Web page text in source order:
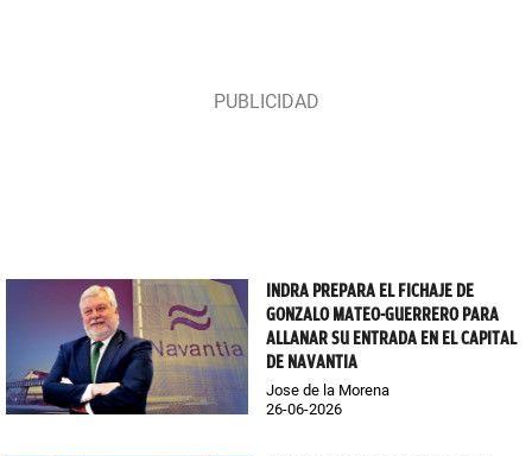
INDRA PREPARA EL FICHAJE DE
GONZALO MATEO-GUERRERO PARA
ALLANAR SU ENTRADA EN EL CAPITAL
DE NAVANTIA
Jose de la Morena
26-06-2026